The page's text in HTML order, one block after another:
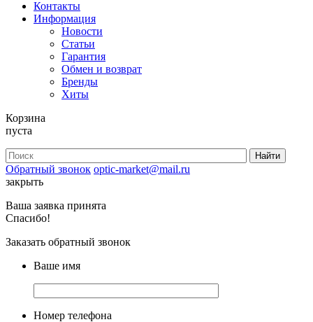
Контакты
Информация
Новости
Статьи
Гарантия
Обмен и возврат
Бренды
Хиты
Корзина
пуста
Обратный звонок optic-market@mail.ru
закрыть
Ваша заявка принята
Спасибо!
Заказать обратный звонок
Ваше имя
Номер телефона